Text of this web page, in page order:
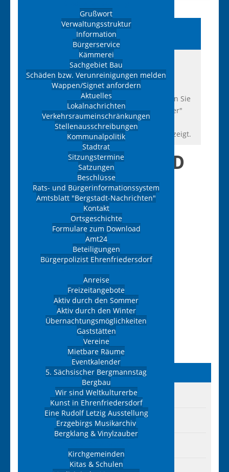
Grußwort
Verwaltungsstruktur
Information
Bürgerservice
Kämmerei
Sachgebiet Bau
Schäden bzw. Verunreinigungen melden
Wappen/Signet anfordern
Aktuelles
Lokalnachrichten
Verkehrsraumeinschränkungen
Stellenausschreibungen
Kommunalpolitik
Stadtrat
Sitzungstermine
Satzungen
Beschlüsse
Rats- und Bürgerinformationssystem
Amtsblatt "Bergstadt-Nachrichten"
Kontakt
Ortsgeschichte
Formulare zum Download
Amt24
Beteiligungen
Bürgerpolizist Ehrenfriedersdorf
Anreise
Freizeitangebote
Aktiv durch den Sommer
Aktiv durch den Winter
Übernachtungsmöglichkeiten
Gaststätten
Vereine
Mietbare Räume
Eventkalender
5. Sächsischer Bergmannstag
Bergbau
Wir sind Weltkulturerbe
Kunst in Ehrenfriedersdorf
Eine Rudolf Letzig Ausstellung
Erzgebirgs Musikarchiv
Bergklang & Vinylzauber
Kirchgemeinden
Kitas & Schulen
Branchenverzeichnis
Ehrenfriedersdorf
Hier finden Sie eine Übersicht der
eingetragenen Gewerbe der Stadt
Ehrenfriedersdorf. Die Liste kann unter
Umständen nicht vollständig sein. Wählen Sie
die entsprechende Kateogrie neben "Filter"
aus. Ihnen werden dann nur noch
Unternehmen aus dieser Kategorie angezeigt.
FLEISCHEREI UND
PARTYSERVICE
HAUSTEIN
DRUCKEN
* Speisenlieferung für Schulen und Kitas
Wettinstraße 22, 09427, Ehrenfriedersdorf
Telefon:037341/2367
037341/4204
haustein-fleisch@t-online.de
Wirtschaft& Bauen
Gewerbegebiete
Eigenheimstandorte